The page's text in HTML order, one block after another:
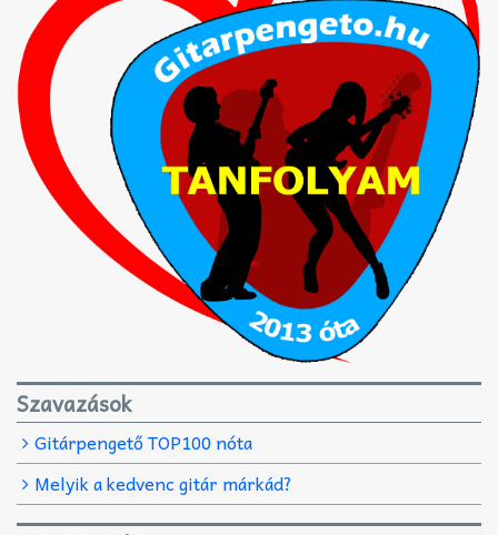
Szavazások
Gitárpengető TOP100 nóta
Melyik a kedvenc gitár márkád?